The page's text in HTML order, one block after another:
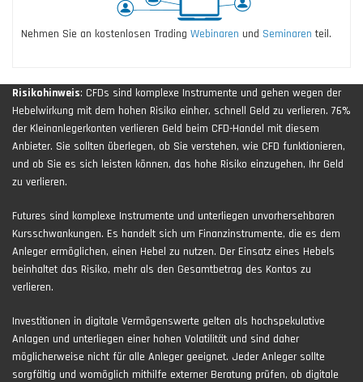
Nehmen Sie an kostenlosen Trading Webinaren und Seminaren teil.
Risikohinweis: CFDs sind komplexe Instrumente und gehen wegen der
Hebelwirkung mit dem hohen Risiko einher, schnell Geld zu verlieren. 76%
der Kleinanlegerkonten verlieren Geld beim CFD-Handel mit diesem
Anbieter. Sie sollten überlegen, ob Sie verstehen, wie CFD funktionieren,
und ob Sie es sich leisten können, das hohe Risiko einzugehen, Ihr Geld
zu verlieren.
Futures sind komplexe Instrumente und unterliegen unvorhersehbaren
Kursschwankungen. Es handelt sich um Finanzinstrumente, die es dem
Anleger ermöglichen, einen Hebel zu nutzen. Der Einsatz eines Hebels
beinhaltet das Risiko, mehr als den Gesamtbetrag des Kontos zu
verlieren.
Investitionen in digitale Vermögenswerte gelten als hochspekulative
Anlagen und unterliegen einer hohen Volatilität und sind daher
möglicherweise nicht für alle Anleger geeignet. Jeder Anleger sollte
sorgfältig und womöglich mithilfe externer Beratung prüfen, ob digitale